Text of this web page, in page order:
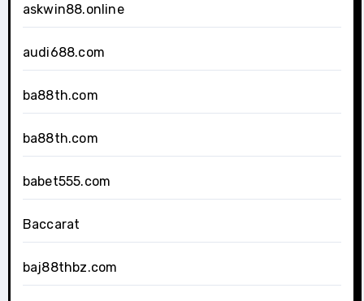
askwin88.online
audi688.com
ba88th.com
ba88th.com
babet555.com
Baccarat
baj88thbz.com